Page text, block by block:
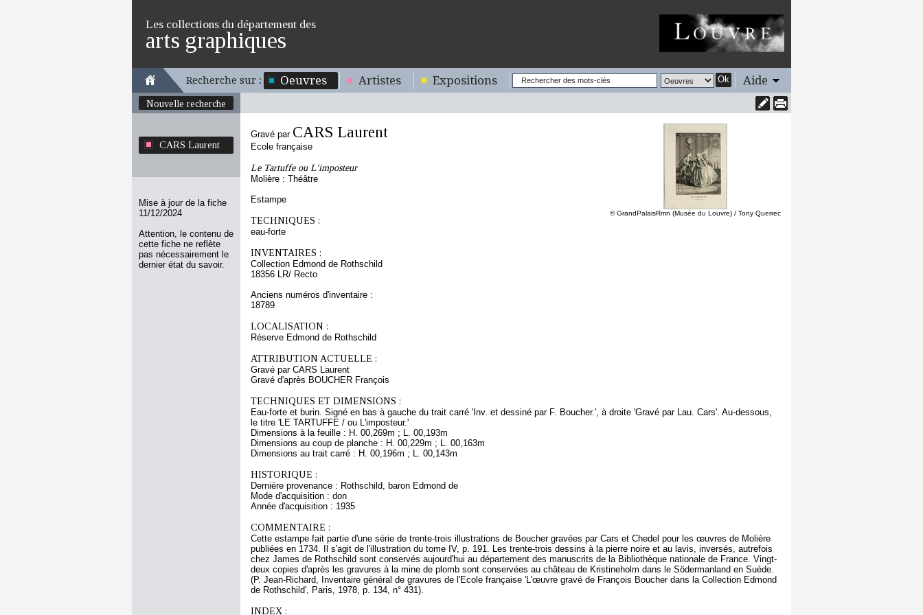
Les collections du département des
arts graphiques
Recherche sur : Oeuvres Artistes Expositions Ok Aide
Nouvelle recherche
CARS Laurent
Mise à jour de la fiche
11/12/2024
Attention, le contenu de
cette fiche ne reflète
pas nécessairement le
dernier état du savoir.
© GrandPalaisRmn (Musée du Louvre) / Tony Querrec
Gravé par CARS Laurent
Ecole française
Le Tartuffe ou L'imposteur
Molière : Théâtre
Estampe
TECHNIQUES :
eau-forte
INVENTAIRES :
Collection Edmond de Rothschild
18356 LR/ Recto
Anciens numéros d'inventaire :
18789
LOCALISATION :
Réserve Edmond de Rothschild
ATTRIBUTION ACTUELLE :
Gravé par CARS Laurent
Gravé d'après BOUCHER François
TECHNIQUES ET DIMENSIONS :
Eau-forte et burin. Signé en bas à gauche du trait carré 'Inv. et dessiné par F. Boucher.', à droite 'Gravé par Lau. Cars'. Au-dessous,
le titre 'LE TARTUFFE / ou L'imposteur.'
Dimensions à la feuille : H. 00,269m ; L. 00,193m
Dimensions au coup de planche : H. 00,229m ; L. 00,163m
Dimensions au trait carré : H. 00,196m ; L. 00,143m
HISTORIQUE :
Dernière provenance : Rothschild, baron Edmond de
Mode d'acquisition : don
Année d'acquisition : 1935
COMMENTAIRE :
Cette estampe fait partie d'une série de trente-trois illustrations de Boucher gravées par Cars et Chedel pour les œuvres de Molière
publiées en 1734. Il s'agit de l'illustration du tome IV, p. 191. Les trente-trois dessins à la pierre noire et au lavis, inversés, autrefois
chez James de Rothschild sont conservés aujourd'hui au département des manuscrits de la Bibliothèque nationale de France. Vingt-
deux copies d'après les gravures à la mine de plomb sont conservées au château de Kristineholm dans le Södermanland en Suède.
(P. Jean-Richard, Inventaire général de gravures de l'Ecole française 'L'œuvre gravé de François Boucher dans la Collection Edmond
de Rothschild', Paris, 1978, p. 134, n° 431).
INDEX :